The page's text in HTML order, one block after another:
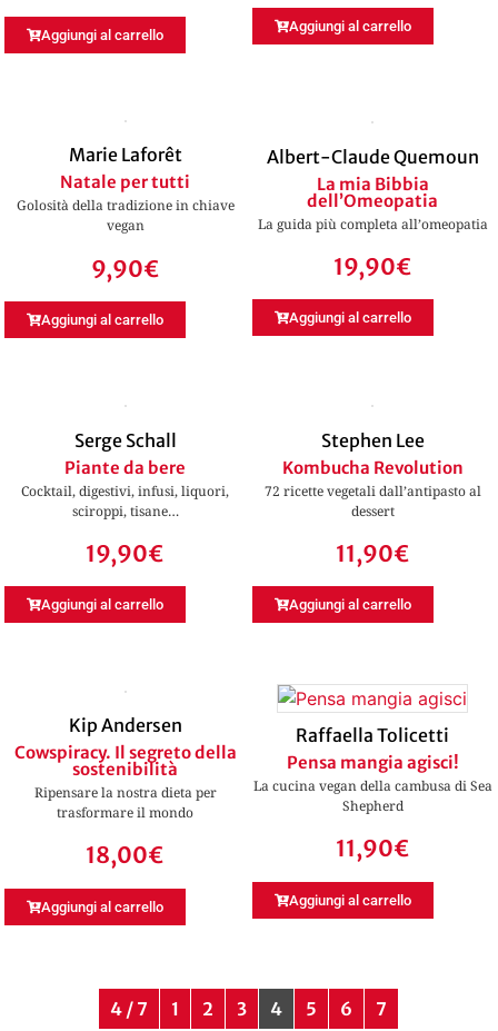
Aggiungi al carrello Aggiungi al carrello
Marie Laforêt
Natale per tutti
Golosità della tradizione in chiave
vegan
9,90€
Aggiungi al carrello
Albert-Claude Quemoun
La mia Bibbia
dell’Omeopatia
La guida più completa all’omeopatia
19,90€
Aggiungi al carrello
Serge Schall
Piante da bere
Cocktail, digestivi, infusi, liquori,
sciroppi, tisane…
19,90€
Aggiungi al carrello
Stephen Lee
Kombucha Revolution
72 ricette vegetali dall’antipasto al
dessert
11,90€
Aggiungi al carrello
Kip Andersen
Cowspiracy. Il segreto della
sostenibilità
Ripensare la nostra dieta per
trasformare il mondo
18,00€
Aggiungi al carrello
Raffaella Tolicetti
Pensa mangia agisci!
La cucina vegan della cambusa di Sea
Shepherd
11,90€
Aggiungi al carrello
4 / 7 1 2 3 4 5 6 7